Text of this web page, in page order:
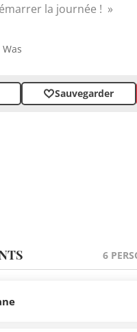
la journée !
Sauvegarder
6